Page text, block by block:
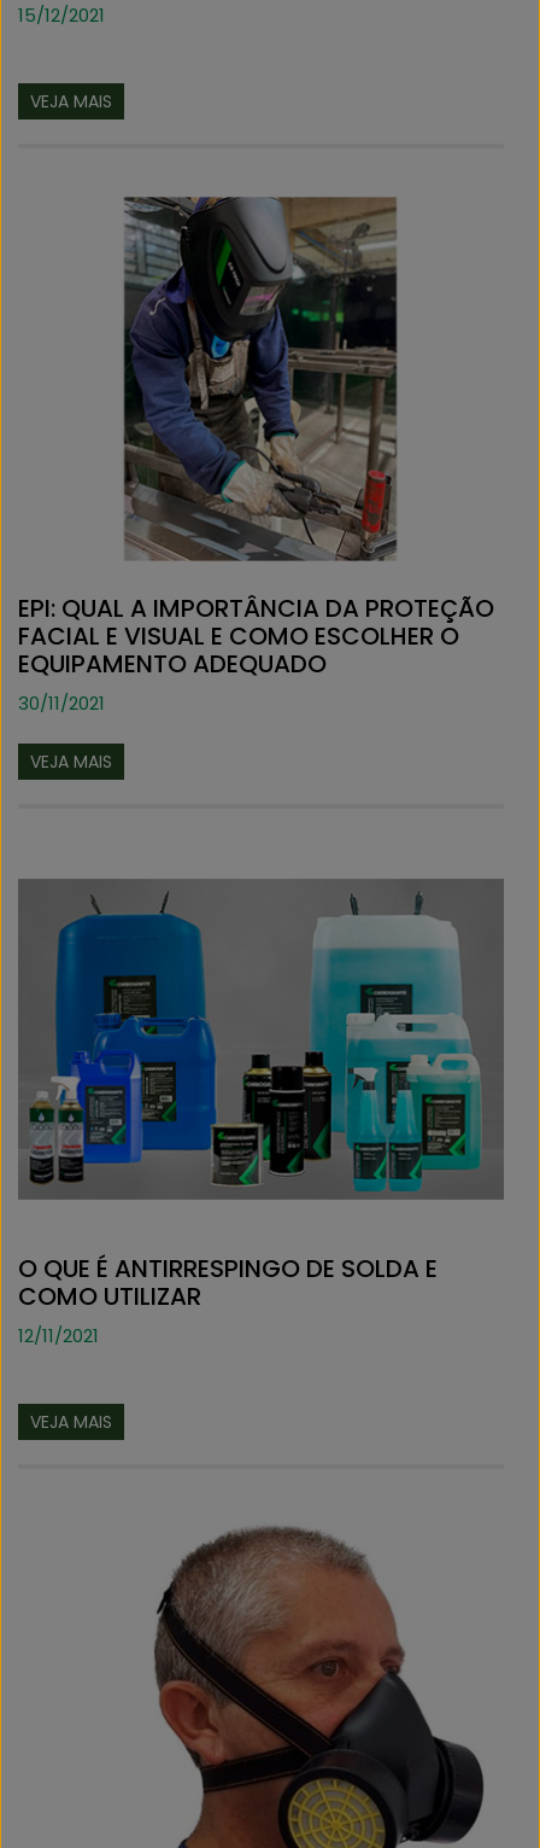
15/12/2021
VEJA MAIS
EPI: QUAL A IMPORTÂNCIA DA PROTEÇÃO
FACIAL E VISUAL E COMO ESCOLHER O
EQUIPAMENTO ADEQUADO
30/11/2021
VEJA MAIS
O QUE É ANTIRRESPINGO DE SOLDA E
COMO UTILIZAR
12/11/2021
VEJA MAIS